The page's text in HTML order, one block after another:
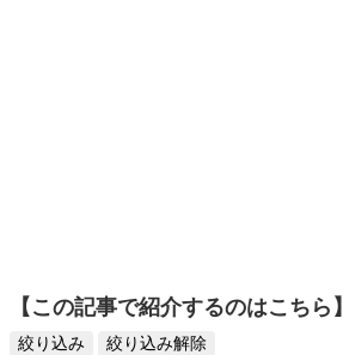
【この記事で紹介するのはこちら】
絞り込み
絞り込み解除